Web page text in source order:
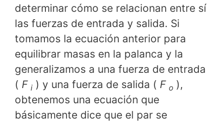
determinar cómo se relacionan entre sí
las fuerzas de entrada y salida. Si
tomamos la ecuación anterior para
equilibrar masas en la palanca y la
generalizamos a una fuerza de entrada
( F i ) y una fuerza de salida ( F o ),
obtenemos una ecuación que
básicamente dice que el par se